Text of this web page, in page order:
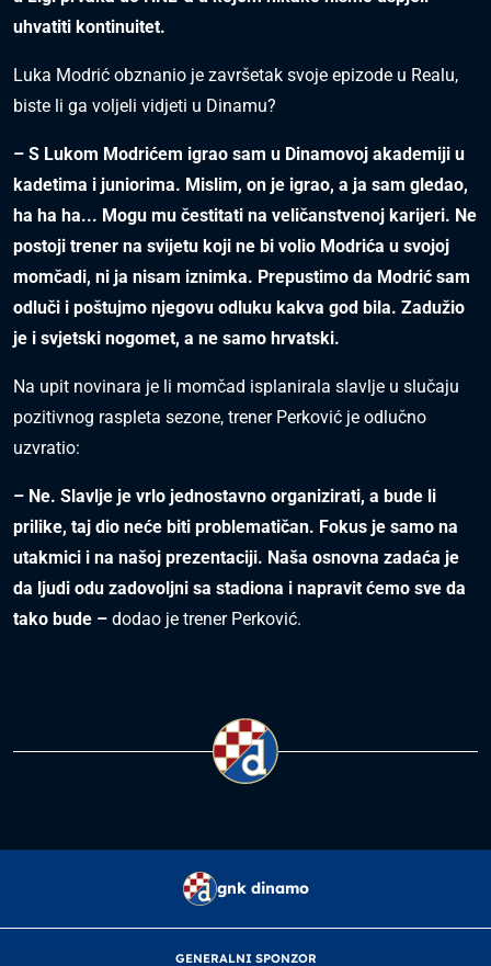
uhvatiti kontinuitet.
Luka Modrić obznanio je završetak svoje epizode u Realu,
biste li ga voljeli vidjeti u Dinamu?
– S Lukom Modrićem igrao sam u Dinamovoj akademiji u
kadetima i juniorima. Mislim, on je igrao, a ja sam gledao,
ha ha ha... Mogu mu čestitati na veličanstvenoj karijeri. Ne
postoji trener na svijetu koji ne bi volio Modrića u svojoj
momčadi, ni ja nisam iznimka. Prepustimo da Modrić sam
odluči i poštujmo njegovu odluku kakva god bila. Zadužio
je i svjetski nogomet, a ne samo hrvatski.
Na upit novinara je li momčad isplanirala slavlje u slučaju
pozitivnog raspleta sezone, trener Perković je odlučno
uzvratio:
– Ne. Slavlje je vrlo jednostavno organizirati, a bude li
prilike, taj dio neće biti problematičan. Fokus je samo na
utakmici i na našoj prezentaciji. Naša osnovna zadaća je
da ljudi odu zadovoljni sa stadiona i napravit ćemo sve da
tako bude – dodao je trener Perković.
gnk dinamo
GENERALNI SPONZOR